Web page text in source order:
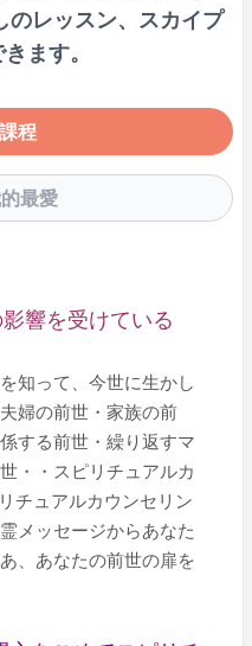
のレッスン、スカイプ
ます。
程
最愛
響を受けている
知って、今世に生かし
婦の前世・家族の前
する前世・繰り返すマ
・・スピリチュアルカ
チュアルカウンセリン
メッセージからあなた
、あなたの前世の扉を